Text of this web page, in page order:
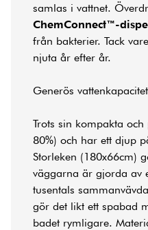
samlas i vattnet.
ChemConnect™-
från bakterier. Tack
njuta år efter år.
Generös
Trots sin kompakta
80%) och har ett djup
Storleken (180x66cm)
väggarna är gjorda av
tusentals
gör det likt ett spabad
badet rymligare.